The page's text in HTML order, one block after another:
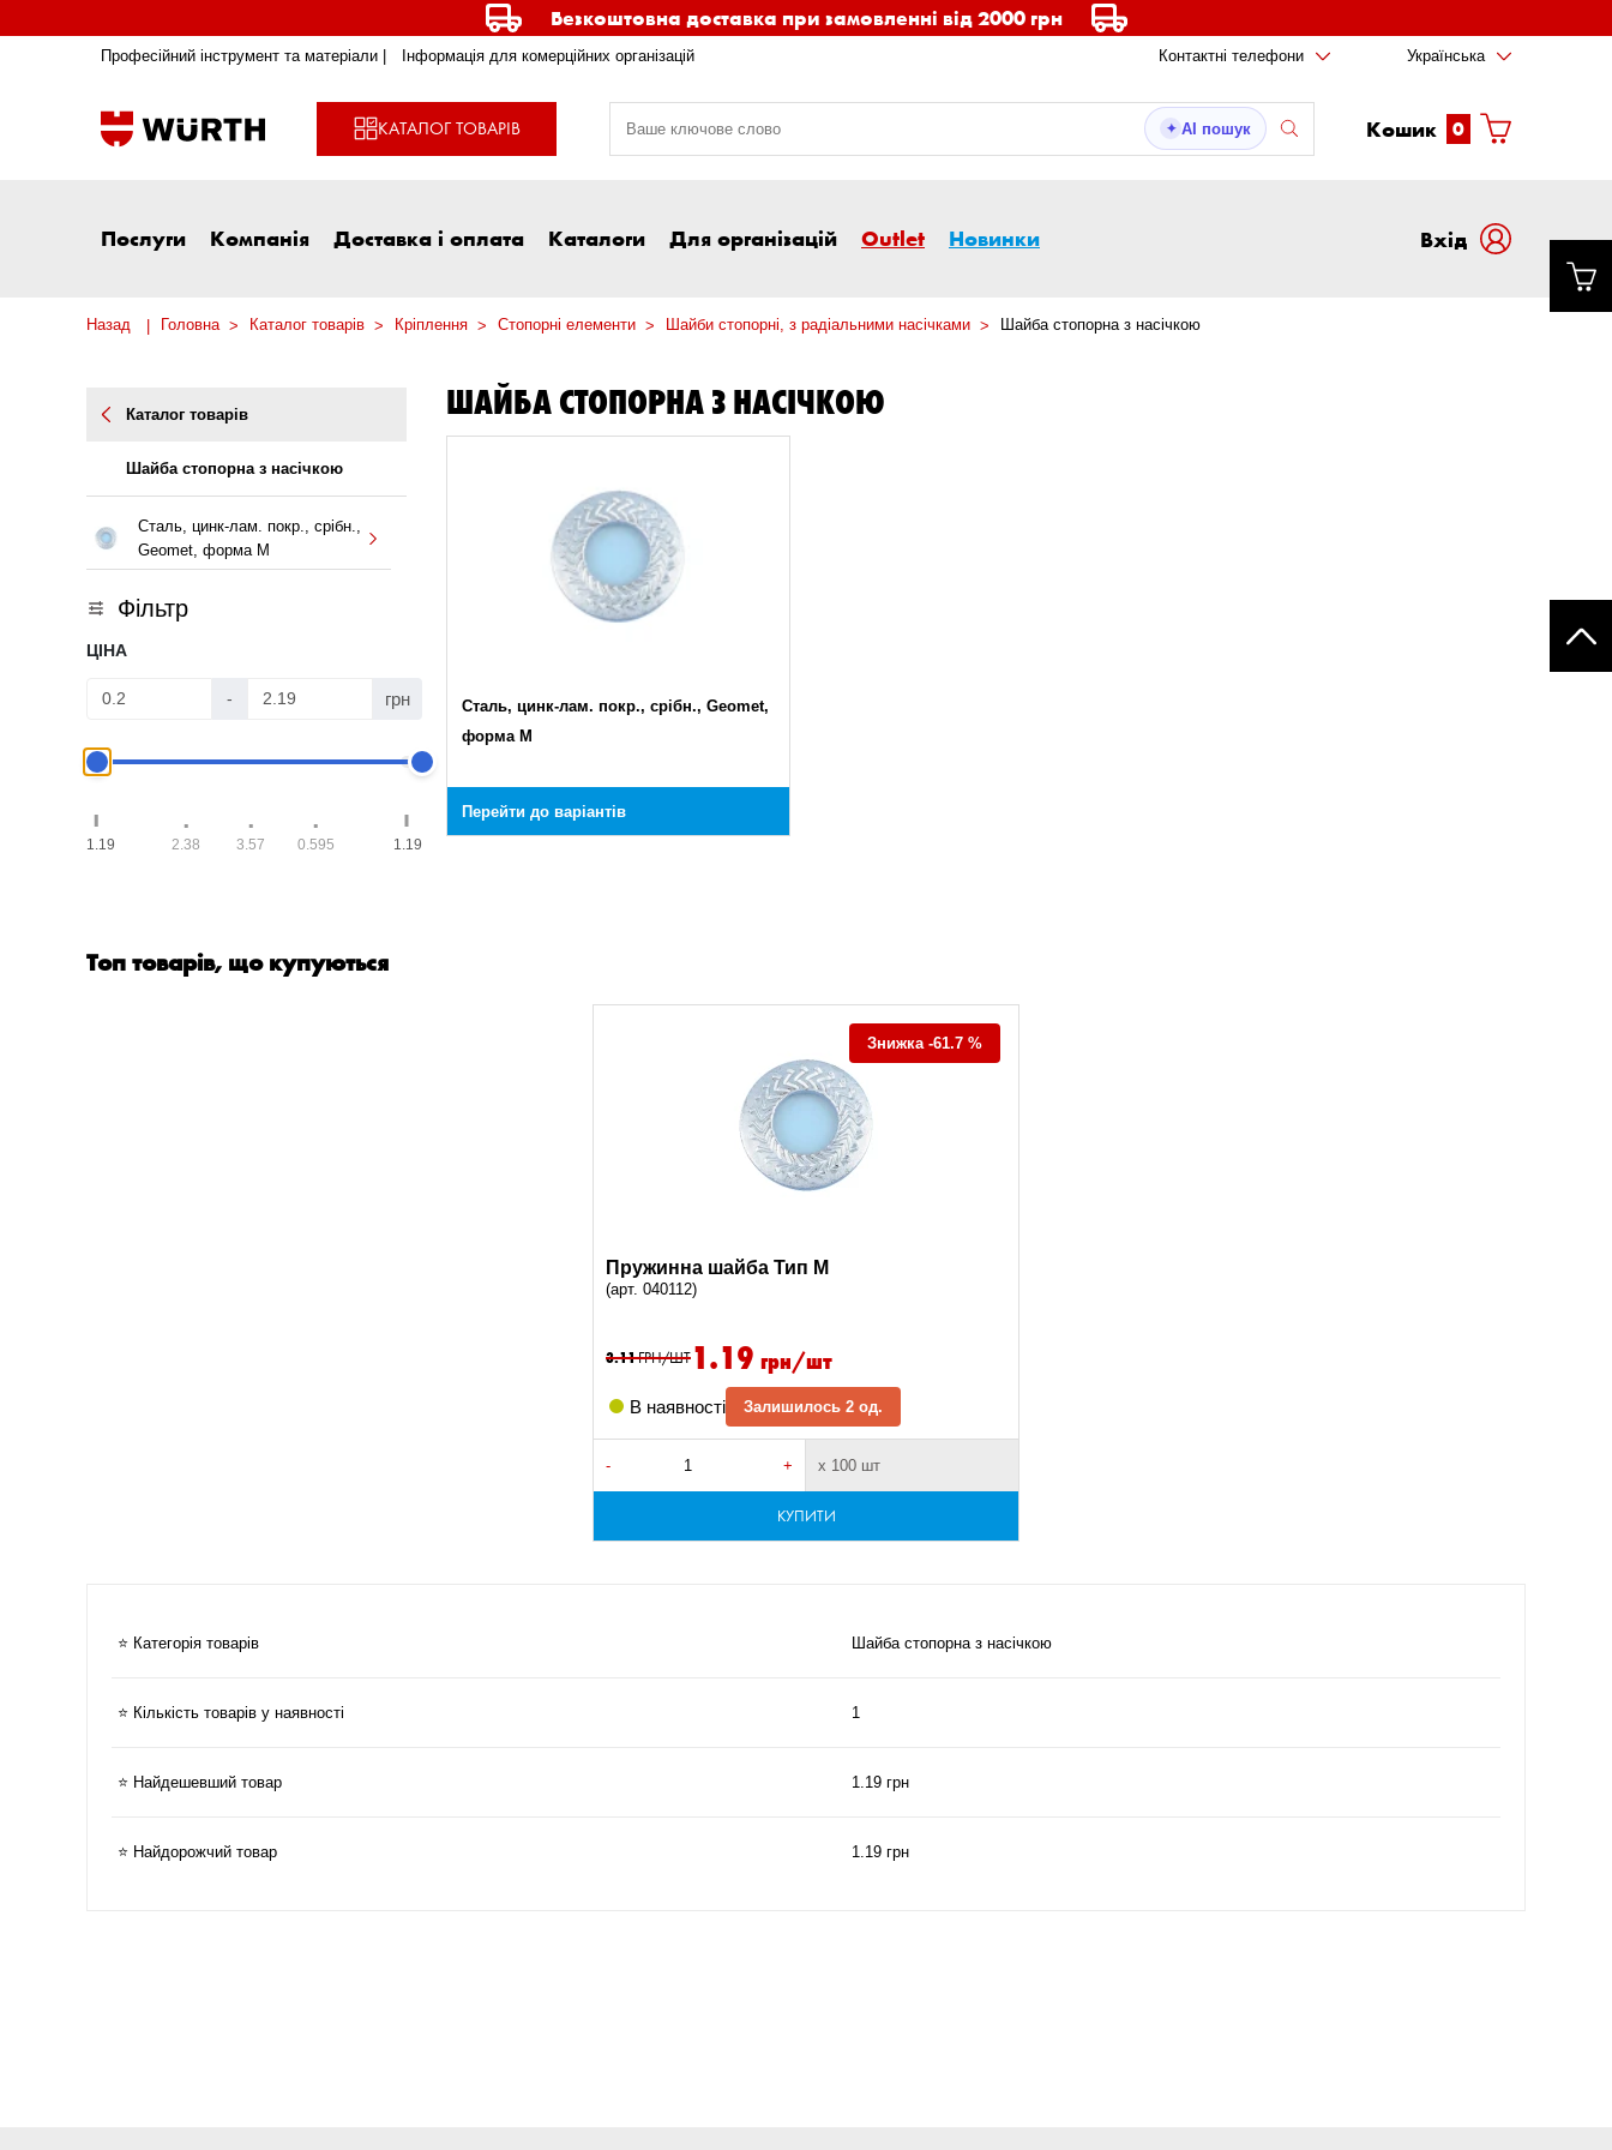
Безкоштовна доставка при замовленні від 2000 грн
Професійний інструмент та матеріали | Інформація для комерційних організацій Контактні телефони Українська
КАТАЛОГ ТОВАРІВ ✦ AI пошук Кошик 0
Послуги Компанія Доставка і оплата Каталоги Для організацій Outlet Новинки Вxід
Назад Головна Каталог товарів Кріплення Стопорні елементи Шайби стопорні, з радіальними насічками Шайба стопорна з насічкою
Каталог товарів
Шайба стопорна з насічкою
Сталь, цинк-лам. покр., срібн.,
Geomet, форма M
Фільтр
ЦІНА
- грн
1.19 2.38 3.57 0.595 1.19
ШАЙБА СТОПОРНА З НАСІЧКОЮ
Сталь, цинк-лам. покр., срібн., Geomet,
форма M
Перейти до варіантів
Топ товарів, що купуються
Знижка -61.7 %
Пружинна шайба Тип M
(арт. 040112)
3.11ГРН/ШТ1.19 грн/шт
В наявності Залишилось 2 од.
- + х 100 шт
КУПИТИ
⭐ Категорія товарів Шайба стопорна з насічкою
⭐ Кількість товарів у наявності 1
⭐ Найдешевший товар 1.19 грн
⭐ Найдорожчий товар 1.19 грн